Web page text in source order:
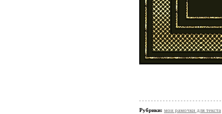
Рубрики: мои рамочки для текста